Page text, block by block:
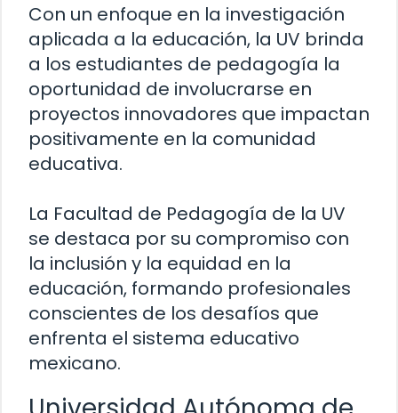
Con un enfoque en la investigación
aplicada a la educación, la UV brinda
a los estudiantes de pedagogía la
oportunidad de involucrarse en
proyectos innovadores que impactan
positivamente en la comunidad
educativa.
La Facultad de Pedagogía de la UV
se destaca por su compromiso con
la inclusión y la equidad en la
educación, formando profesionales
conscientes de los desafíos que
enfrenta el sistema educativo
mexicano.